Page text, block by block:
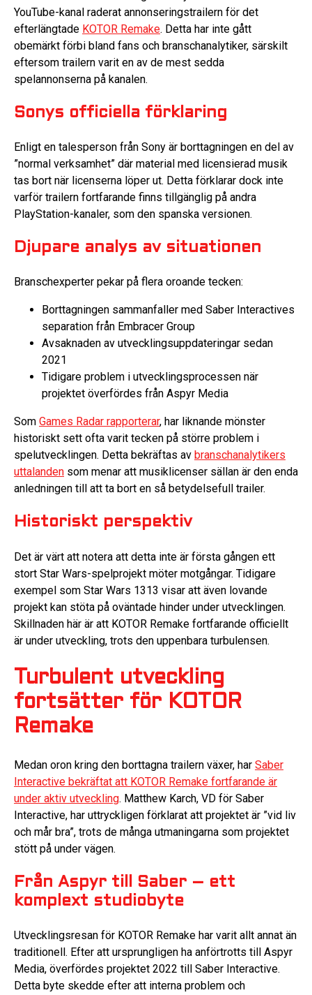
YouTube-kanal raderat annonseringstrailern för det
efterlängtade KOTOR Remake. Detta har inte gått
obemärkt förbi bland fans och branschanalytiker, särskilt
eftersom trailern varit en av de mest sedda
spelannonserna på kanalen.
Sonys officiella förklaring
Enligt en talesperson från Sony är borttagningen en del av
”normal verksamhet” där material med licensierad musik
tas bort när licenserna löper ut. Detta förklarar dock inte
varför trailern fortfarande finns tillgänglig på andra
PlayStation-kanaler, som den spanska versionen.
Djupare analys av situationen
Branschexperter pekar på flera oroande tecken:
Borttagningen sammanfaller med Saber Interactives
separation från Embracer Group
Avsaknaden av utvecklingsuppdateringar sedan
2021
Tidigare problem i utvecklingsprocessen när
projektet överfördes från Aspyr Media
Som Games Radar rapporterar, har liknande mönster
historiskt sett ofta varit tecken på större problem i
spelutvecklingen. Detta bekräftas av branschanalytikers
uttalanden som menar att musiklicenser sällan är den enda
anledningen till att ta bort en så betydelsefull trailer.
Historiskt perspektiv
Det är värt att notera att detta inte är första gången ett
stort Star Wars-spelprojekt möter motgångar. Tidigare
exempel som Star Wars 1313 visar att även lovande
projekt kan stöta på oväntade hinder under utvecklingen.
Skillnaden här är att KOTOR Remake fortfarande officiellt
är under utveckling, trots den uppenbara turbulensen.
Turbulent utveckling
fortsätter för KOTOR
Remake
Medan oron kring den borttagna trailern växer, har Saber
Interactive bekräftat att KOTOR Remake fortfarande är
under aktiv utveckling. Matthew Karch, VD för Saber
Interactive, har uttryckligen förklarat att projektet är ”vid liv
och mår bra”, trots de många utmaningarna som projektet
stött på under vägen.
Från Aspyr till Saber – ett
komplext studiobyte
Utvecklingsresan för KOTOR Remake har varit allt annat än
traditionell. Efter att ursprungligen ha anförtrotts till Aspyr
Media, överfördes projektet 2022 till Saber Interactive.
Detta byte skedde efter att interna problem och